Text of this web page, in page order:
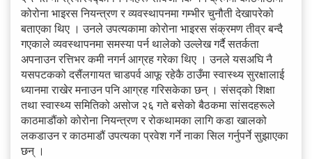
कोरोना भाइरस नियन्त्रण र व्यवस्थापनमा गम्भीर चुनौती देखापरेको
बताएका थिए । उनले उपत्यकामा कोरोना भाइरस संक्रमण तीव्र बन्दै
गएकाले व्यवस्थापनमा समस्या पर्न थालेको उल्लेख गर्दै सतर्कता
अपनाउन रत्तिभर कमी नगर्न आग्रह गरेका थिए । उनले यसअघि नै
यसपटकको दसैंलगायत चाडपर्व आफू रहेकै ठाउँमा स्वास्थ्य सुरक्षालाई
ध्यानमा राखेर मनाउन पनि आग्रह गरिसकेका छन् । संसद्को शिक्षा
तथा स्वास्थ्य समितिको असोज २६ गते बसेको बैठकमा सांसदहरूले
काठमाडौंको कोरोना नियन्त्रण र रोकथामका लागि कडा खालको
लकडाउन र काठमाडौं उपत्यका प्रवेश गर्ने नाका सिल गर्नुपर्ने सुझाएका
छन् ।